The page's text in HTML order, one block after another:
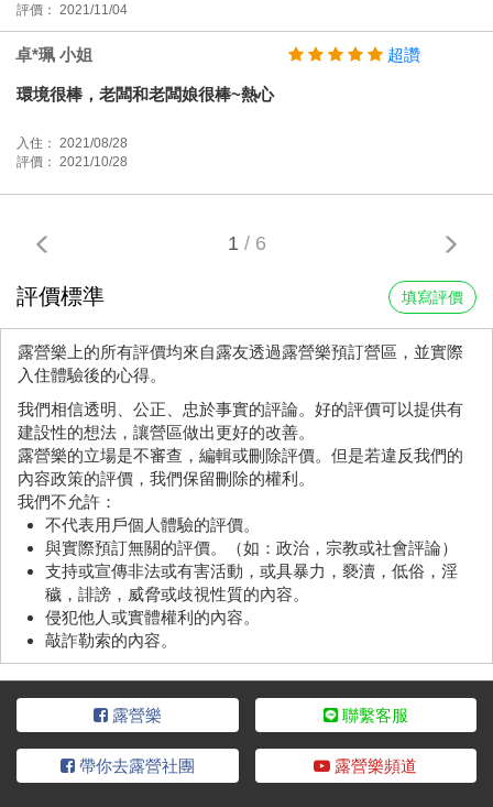
評價： 2021/11/04
卓*珮 小姐 超讚
環境很棒，老闆和老闆娘很棒~熱心
入住： 2021/08/28
評價： 2021/10/28
1 / 6
評價標準 填寫評價
露營樂上的所有評價均來自露友透過露營樂預訂營區，並實際
入住體驗後的心得。
我們相信透明、公正、忠於事實的評論。好的評價可以提供有
建設性的想法，讓營區做出更好的改善。
露營樂的立場是不審查，編輯或刪除評價。但是若違反我們的
內容政策的評價，我們保留刪除的權利。
我們不允許：
不代表用戶個人體驗的評價。
與實際預訂無關的評價。（如：政治，宗教或社會評論）
支持或宣傳非法或有害活動，或具暴力，褻瀆，低俗，淫
穢，誹謗，威脅或歧視性質的內容。
侵犯他人或實體權利的內容。
敲詐勒索的內容。
露營樂 聯繫客服
帶你去露營社團 露營樂頻道